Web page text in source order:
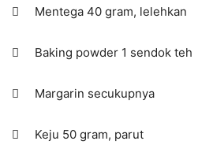
 Mentega 40 gram, lelehkan
 Baking powder 1 sendok teh
 Margarin secukupnya
 Keju 50 gram, parut